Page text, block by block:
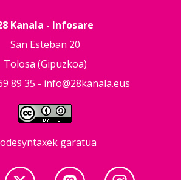
Kanala - Infosare
San Esteban 20
Tolosa (Gipuzkoa)
89 35 - info@28kanala.eus
garatua